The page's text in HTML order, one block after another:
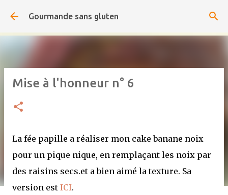
Accéder au contenu principal
Gourmande sans gluten
Mise à l'honneur n° 6
La fée papille a réaliser mon cake banane noix
pour un pique nique, en remplaçant les noix par
des raisins secs.et a bien aimé la texture. Sa
version est ICI.